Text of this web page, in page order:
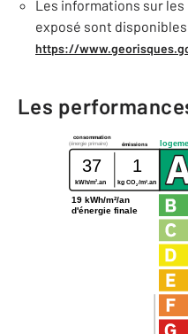
Les informations sur
exposé sont
https://
Les
consommation
émissions
(énergie primaire)
37 1
kWh/m2.an kg CO2 /m2.an
19 kWh/m²/an
d'énergie finale